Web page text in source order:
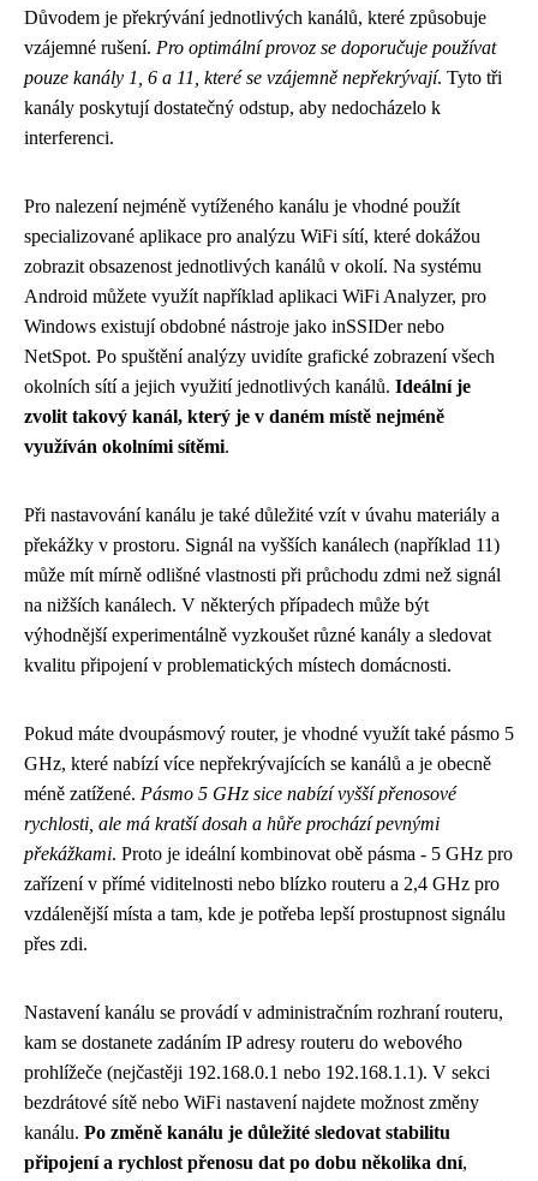
Důvodem je překrývání jednotlivých kanálů, které způsobuje
vzájemné rušení. Pro optimální provoz se doporučuje používat
pouze kanály 1, 6 a 11, které se vzájemně nepřekrývají. Tyto tři
kanály poskytují dostatečný odstup, aby nedocházelo k
interferenci.
Pro nalezení nejméně vytíženého kanálu je vhodné použít
specializované aplikace pro analýzu WiFi sítí, které dokážou
zobrazit obsazenost jednotlivých kanálů v okolí. Na systému
Android můžete využít například aplikaci WiFi Analyzer, pro
Windows existují obdobné nástroje jako inSSIDer nebo
NetSpot. Po spuštění analýzy uvidíte grafické zobrazení všech
okolních sítí a jejich využití jednotlivých kanálů. Ideální je
zvolit takový kanál, který je v daném místě nejméně
využíván okolními sítěmi.
Při nastavování kanálu je také důležité vzít v úvahu materiály a
překážky v prostoru. Signál na vyšších kanálech (například 11)
může mít mírně odlišné vlastnosti při průchodu zdmi než signál
na nižších kanálech. V některých případech může být
výhodnější experimentálně vyzkoušet různé kanály a sledovat
kvalitu připojení v problematických místech domácnosti.
Pokud máte dvoupásmový router, je vhodné využít také pásmo 5
GHz, které nabízí více nepřekrývajících se kanálů a je obecně
méně zatížené. Pásmo 5 GHz sice nabízí vyšší přenosové
rychlosti, ale má kratší dosah a hůře prochází pevnými
překážkami. Proto je ideální kombinovat obě pásma - 5 GHz pro
zařízení v přímé viditelnosti nebo blízko routeru a 2,4 GHz pro
vzdálenější místa a tam, kde je potřeba lepší prostupnost signálu
přes zdi.
Nastavení kanálu se provádí v administračním rozhraní routeru,
kam se dostanete zadáním IP adresy routeru do webového
prohlížeče (nejčastěji 192.168.0.1 nebo 192.168.1.1). V sekci
bezdrátové sítě nebo WiFi nastavení najdete možnost změny
kanálu. Po změně kanálu je důležité sledovat stabilitu
připojení a rychlost přenosu dat po dobu několika dní,